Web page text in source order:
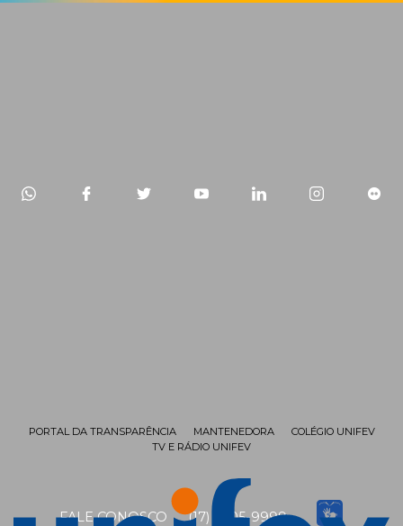
FALE CONOSCO (17) 3405-9999
PORTAL DA TRANSPARÊNCIA MANTENEDORA
COLÉGIO UNIFEV
TV E RÁDIO UNIFEV